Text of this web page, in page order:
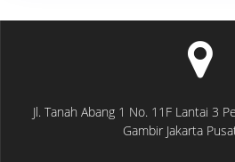
Jl. Tanah Abang 1 No. 11F Lantai 3
Gambir Jakarta